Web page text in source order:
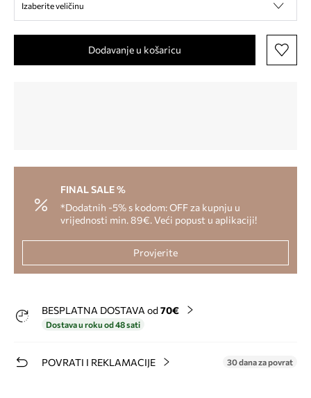
Izaberite veličinu
Dodavanje u košaricu
FINAL SALE %
*Dodatnih -5% s kodom: OFF za kupnju u
vrijednosti min. 89€. Veći popust u aplikaciji!
Provjerite
BESPLATNA DOSTAVA od 70€
Dostava u roku od 48 sati
POVRATI I REKLAMACIJE 30 dana za povrat